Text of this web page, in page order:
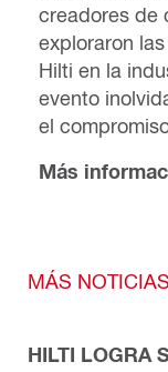
creadores de
exploraron
Hilti en la
evento
el
Más
MÁS NOTICIAS
HILTI LOGRA